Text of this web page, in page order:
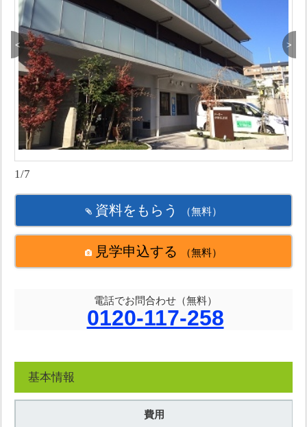
< >
1/7
資料をもらう （無料）
見学申込する （無料）
電話でお問合わせ（無料）
0120-117-258
基本情報
費用